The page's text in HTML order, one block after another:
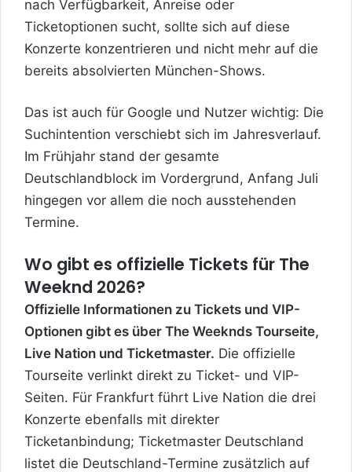
nach Verfügbarkeit, Anreise oder
Ticketoptionen sucht, sollte sich auf diese
Konzerte konzentrieren und nicht mehr auf die
bereits absolvierten München-Shows.
Das ist auch für Google und Nutzer wichtig: Die
Suchintention verschiebt sich im Jahresverlauf.
Im Frühjahr stand der gesamte
Deutschlandblock im Vordergrund, Anfang Juli
hingegen vor allem die noch ausstehenden
Termine.
Wo gibt es offizielle Tickets für The
Weeknd 2026?
Offizielle Informationen zu Tickets und VIP-
Optionen gibt es über The Weeknds Tourseite,
Live Nation und Ticketmaster. Die offizielle
Tourseite verlinkt direkt zu Ticket- und VIP-
Seiten. Für Frankfurt führt Live Nation die drei
Konzerte ebenfalls mit direkter
Ticketanbindung; Ticketmaster Deutschland
listet die Deutschland-Termine zusätzlich auf